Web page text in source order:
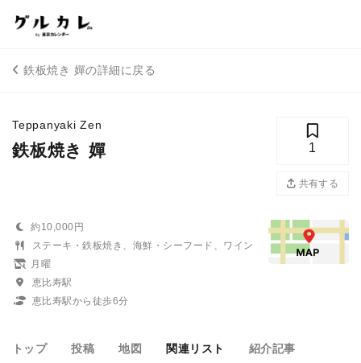
鉄板焼き 嬋の詳細に戻る
Teppanyaki Zen
鉄板焼き 嬋 1
共有する
約10,000円
ステーキ・鉄板焼き、海鮮・シーフード、ワイン
月曜
恵比寿駅
恵比寿駅から徒歩6分
トップ 投稿 地図 関連リスト 紹介記事